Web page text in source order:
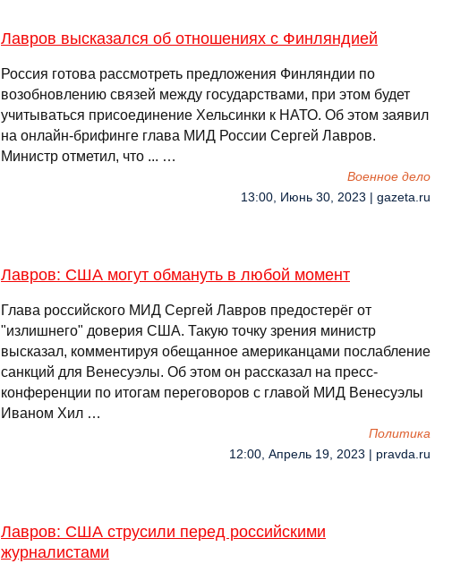
Лавров высказался об отношениях с Финляндией
Россия готова рассмотреть предложения Финляндии по
возобновлению связей между государствами, при этом будет
учитываться присоединение Хельсинки к НАТО. Об этом заявил
на онлайн-брифинге глава МИД России Сергей Лавров.
Министр отметил, что ... …
Военное дело
13:00, Июнь 30, 2023 | gazeta.ru
Лавров: США могут обмануть в любой момент
Глава российского МИД Сергей Лавров предостерёг от
"излишнего" доверия США. Такую точку зрения министр
высказал, комментируя обещанное американцами послабление
санкций для Венесуэлы. Об этом он рассказал на пресс-
конференции по итогам переговоров с главой МИД Венесуэлы
Иваном Хил …
Политика
12:00, Апрель 19, 2023 | pravda.ru
Лавров: США струсили перед российскими
журналистами